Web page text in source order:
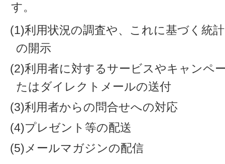
す。
(1)利用状況の調査や、これに基づく統
の開示
(2)利用者に対するサービスやキャンペ
たはダイレクトメールの送付
(3)利用者からの問合せへの対応
(4)プレゼント等の配送
(5)メールマガジンの配信